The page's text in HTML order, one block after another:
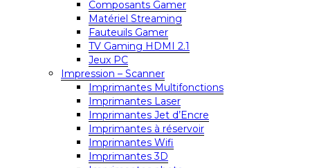
Composants Gamer
Matériel Streaming
Fauteuils Gamer
TV Gaming HDMI 2.1
Jeux PC
Impression – Scanner
Imprimantes Multifonctions
Imprimantes Laser
Imprimantes Jet d’Encre
Imprimantes à réservoir
Imprimantes Wifi
Imprimantes 3D